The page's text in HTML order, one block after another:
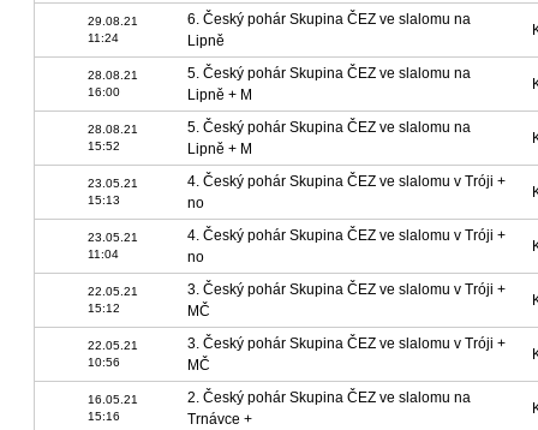
29.08.21
11:24
6. Český pohár Skupina ČEZ ve slalomu na
Lipně
28.08.21
16:00
5. Český pohár Skupina ČEZ ve slalomu na
Lipně + M
28.08.21
15:52
5. Český pohár Skupina ČEZ ve slalomu na
Lipně + M
23.05.21
15:13
4. Český pohár Skupina ČEZ ve slalomu v Tróji +
no
23.05.21
11:04
4. Český pohár Skupina ČEZ ve slalomu v Tróji +
no
22.05.21
15:12
3. Český pohár Skupina ČEZ ve slalomu v Tróji +
MČ
22.05.21
10:56
3. Český pohár Skupina ČEZ ve slalomu v Tróji +
MČ
16.05.21
15:16
2. Český pohár Skupina ČEZ ve slalomu na
Trnávce +